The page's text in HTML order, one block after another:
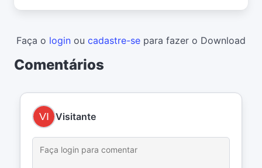
Faça o login ou cadastre-se para fazer o Download
Comentários
Visitante